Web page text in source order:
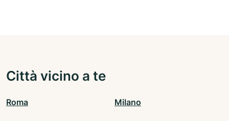
Città vicino a te
Roma Milano